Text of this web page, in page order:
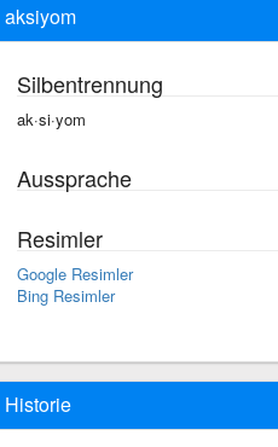
aksiyom
Silbentrennung
ak·si·yom
Aussprache
Resimler
Google Resimler
Bing Resimler
Historie